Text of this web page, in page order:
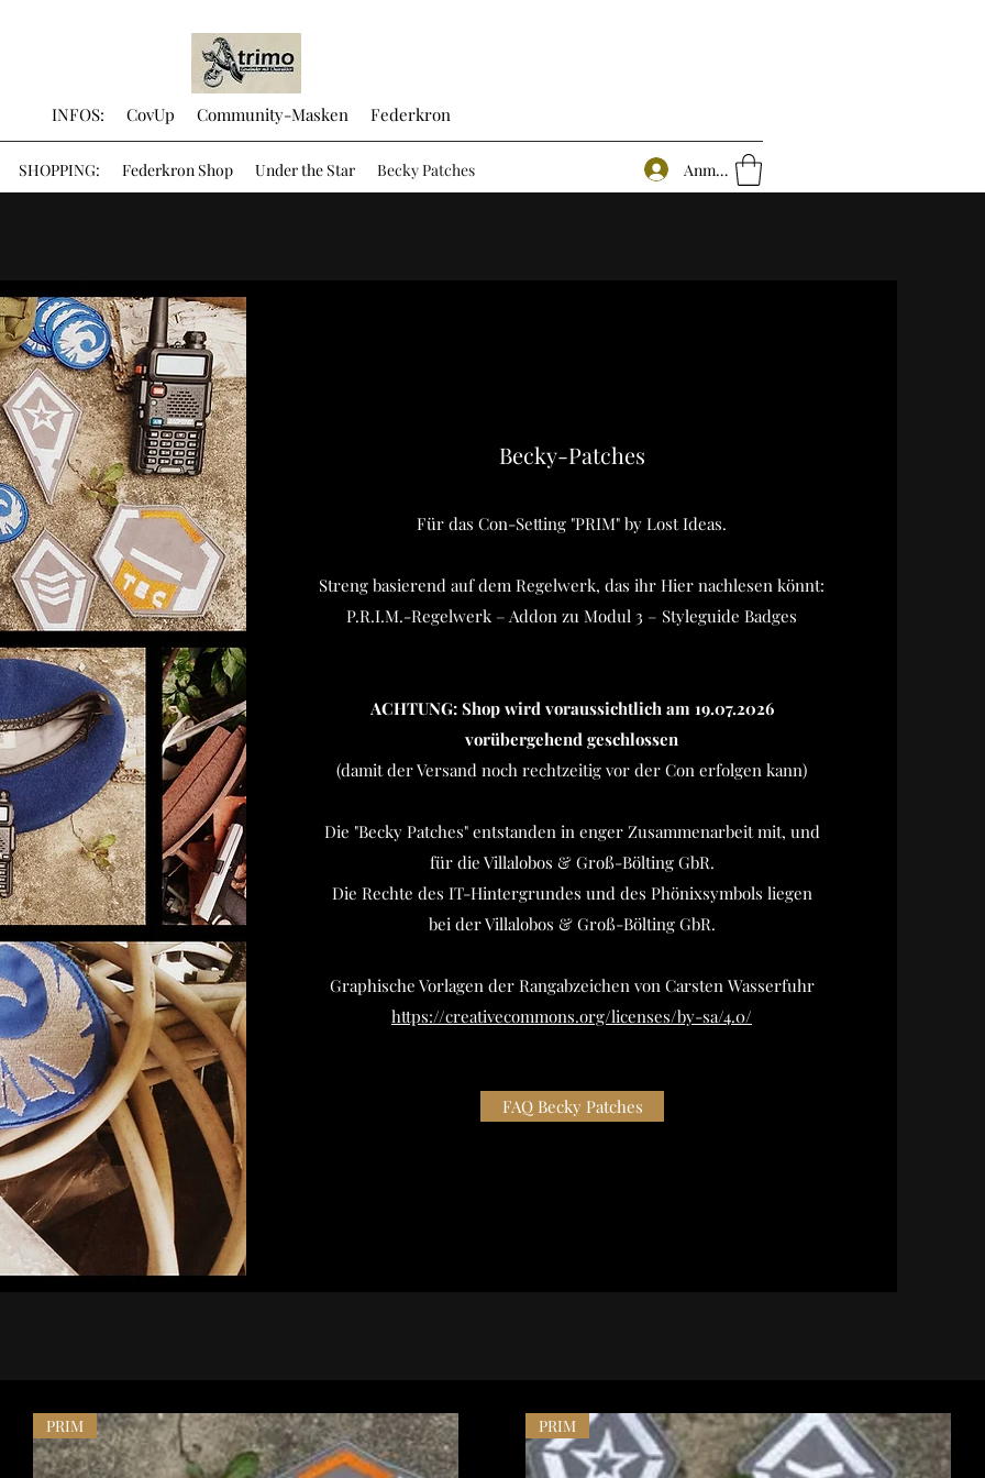
INFOS: CovUp Community-Masken Federkron
SHOPPING: Federkron Shop Under the Star Becky Patches Anmelden
Becky-Patches
Für das Con-Setting "PRIM" by Lost Ideas.
Streng basierend auf dem Regelwerk, das ihr Hier nachlesen könnt:
P.R.I.M.-Regelwerk – Addon zu Modul 3 – Styleguide Badges
ACHTUNG: Shop wird voraussichtlich am 19.07.2026
vorübergehend geschlossen
(damit der Versand noch rechtzeitig vor der Con erfolgen kann)
Die "Becky Patches" entstanden in enger Zusammenarbeit mit, und
für die Villalobos & Groß-Bölting GbR.
Die Rechte des IT-Hintergrundes und des Phönixsymbols liegen
bei der Villalobos & Groß-Bölting GbR.
Graphische Vorlagen der Rangabzeichen von Carsten Wasserfuhr
https://creativecommons.org/licenses/by-sa/4.0/
FAQ Becky Patches
PRIM PRIM